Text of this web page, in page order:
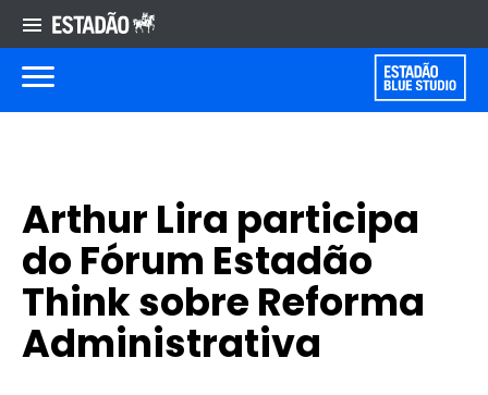
Arthur Lira participa
do Fórum Estadão
Think sobre Reforma
Administrativa